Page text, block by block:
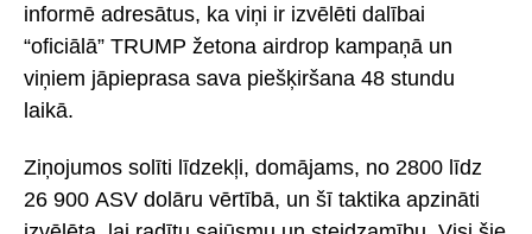
informē adresātus, ka viņi ir izvēlēti dalībai
“oficiālā” TRUMP žetona airdrop kampaņā un
viņiem jāpieprasa sava piešķiršana 48 stundu
laikā.
Ziņojumos solīti līdzekļi, domājams, no 2800 līdz
26 900 ASV dolāru vērtībā, un šī taktika apzināti